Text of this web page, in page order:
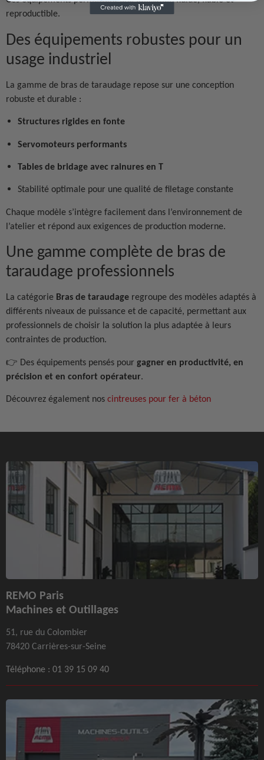
reproductible.
Des équipements robustes pour un
usage industriel
La gamme de bras de taraudage repose sur une conception
robuste et durable :
Structures rigides en fonte
Servomoteurs performants
Tables de bridage avec rainures en T
Stabilité optimale pour une qualité de filetage constante
Chaque modèle s’intègre facilement dans l’environnement de
l’atelier et répond aux exigences de production moderne.
Une gamme complète de bras de
taraudage professionnels
La catégorie Bras de taraudage regroupe des modèles adaptés à
différents niveaux de puissance et de capacité, permettant aux
professionnels de choisir la solution la plus adaptée à leurs
contraintes de production.
👉 Des équipements pensés pour gagner en productivité, en
précision et en confort opérateur.
Découvrez également nos cintreuses pour fer à béton
REMO Paris
Machines et Outillages
51, rue du Colombier
78420 Carrières-sur-Seine
Téléphone : 01 39 15 09 40